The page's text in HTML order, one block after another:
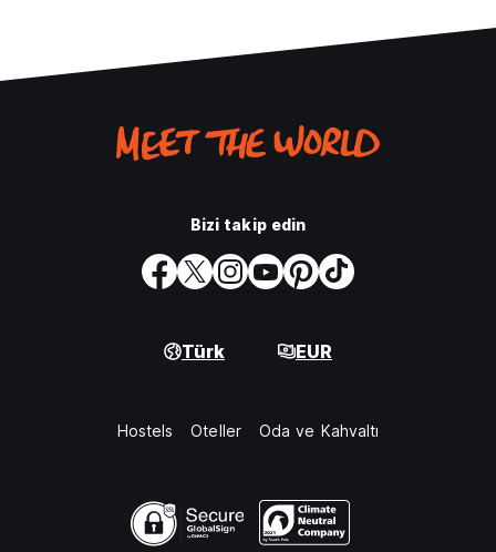
Bizi takip edin
Türk EUR
Hostels Oteller Oda ve Kahvaltı